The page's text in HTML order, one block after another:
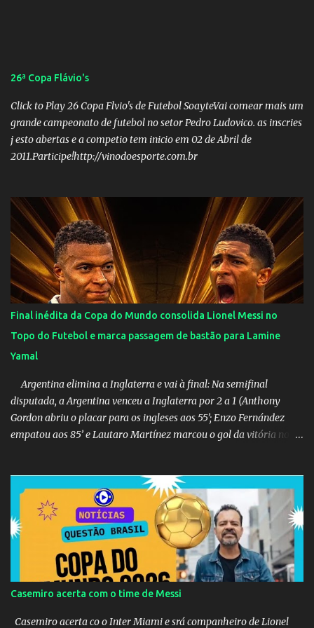
26ª Copa Flávio's
Click to Play 26 Copa Flvio's de Futebol SoayteVai comear mais um
grande campeonato de futebol no setor Pedro Ludovico. as inscries
j esto abertas e a competio tem inicio em 02 de Abril de
2011.Participe!http://vinodoesporte.com.br
Final inédita da Copa do Mundo consolida Lionel Messi no
Topo do Futebol e marca passagem de bastão para Lamine
Yamal
Argentina elimina a Inglaterra e vai à final: Na semifinal
disputada, a Argentina venceu a Inglaterra por 2 a 1 (Anthony
Gordon abriu o placar para os ingleses aos 55’; Enzo Fernández
empatou aos 85’ e Lautaro Martínez marcou o gol da vitória nos
Inglaterra durante o jogo.
Casemiro acerta com o time de Messi
Casemiro acerta co o Inter Miami e srá companheiro de Lionel